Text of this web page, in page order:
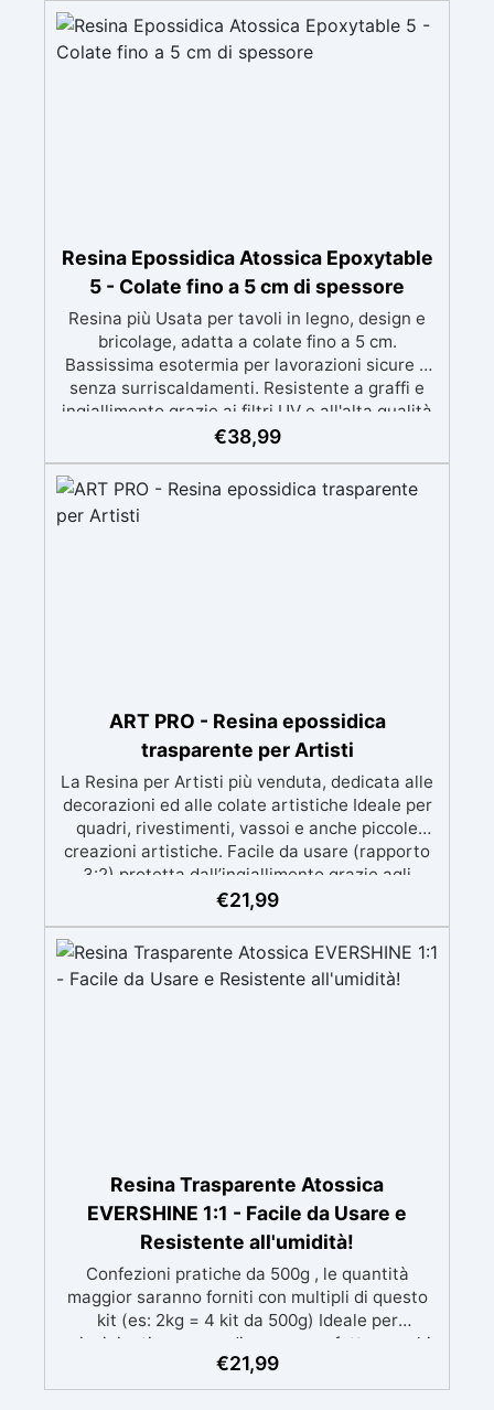
Certificata Atossica post catalisi per contatto
con la pelle, BPA free e VoC Free
Resina Epossidica Atossica Epoxytable
5 - Colate fino a 5 cm di spessore
Resina più Usata per tavoli in legno, design e
bricolage, adatta a colate fino a 5 cm.
Bassissima esotermia per lavorazioni sicure e
senza surriscaldamenti. Resistente a graffi e
ingiallimento grazie ai filtri UV e all'alta qualità
meccanica. Bassa viscosità per eliminare bolle
BPA/VOC free e certificata per il contatto
prolungato con la pelle.
€38,99
ART PRO - Resina epossidica
trasparente per Artisti
La Resina per Artisti più venduta, dedicata alle
decorazioni ed alle colate artistiche Ideale per
quadri, rivestimenti, vassoi e anche piccole
creazioni artistiche. Facile da usare (rapporto
3:2) protetta dall’ingiallimento grazie agli
speciali filtri UV Formula densa : non cola via,
in 12-24h garantendo una superficie lucida e
brillante
€21,99
Resina Trasparente Atossica
EVERSHINE 1:1 - Facile da Usare e
Resistente all'umidità!
Confezioni pratiche da 500g , le quantità
maggior saranno forniti con multipli di questo
kit (es: 2kg = 4 kit da 500g) Ideale per
principianti: a prova di errore, perfetta per chi
inizia. Sempre lucida: garantisce una finitura
brillante e uniforme in ogni condizione.
€21,99